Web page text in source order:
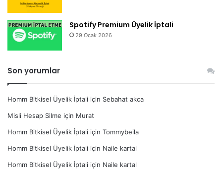
Spotify Premium Üyelik İptali
29 Ocak 2026
Son yorumlar
Homm Bitkisel Üyelik İptali için Sebahat akca
Misli Hesap Silme için Murat
Homm Bitkisel Üyelik İptali için Tommybeila
Homm Bitkisel Üyelik İptali için Naile kartal
Homm Bitkisel Üyelik İptali için Naile kartal